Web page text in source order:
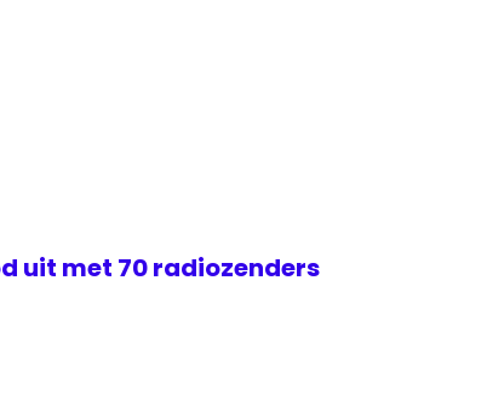
uit met 70 radiozenders